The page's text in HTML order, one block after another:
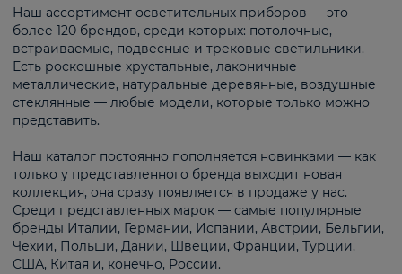
Наш ассортимент осветительных приборов — это
более 120 брендов, среди которых: потолочные,
встраиваемые, подвесные и трековые светильники.
Есть роскошные хрустальные, лаконичные
металлические, натуральные деревянные, воздушные
стеклянные — любые модели, которые только можно
представить.
Наш каталог постоянно пополняется новинками — как
только у представленного бренда выходит новая
коллекция, она сразу появляется в продаже у нас.
Среди представленных марок — самые популярные
бренды Италии, Германии, Испании, Австрии, Бельгии,
Чехии, Польши, Дании, Швеции, Франции, Турции,
США, Китая и, конечно, России.